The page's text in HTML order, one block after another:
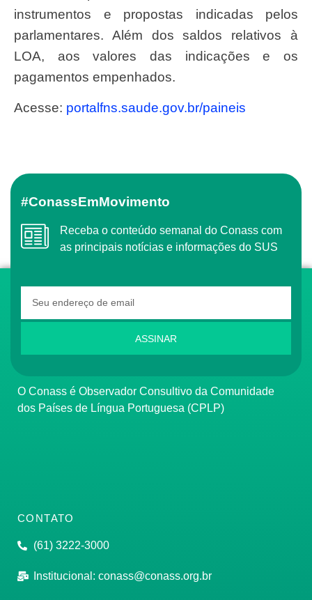
instrumentos e propostas indicadas pelos
parlamentares. Além dos saldos relativos à
LOA, aos valores das indicações e os
pagamentos empenhados.
Acesse: portalfns.saude.gov.br/paineis
#ConassEmMovimento
Receba o conteúdo semanal do Conass com
as principais notícias e informações do SUS
ASSINAR
O Conass é Observador Consultivo da Comunidade
dos Países de Língua Portuguesa (CPLP)
CONTATO
(61) 3222-3000
Institucional: conass@conass.org.br